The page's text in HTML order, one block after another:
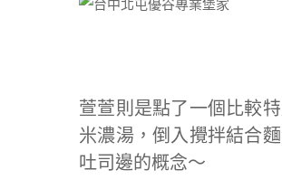
萱萱則是點了一個比較
米濃湯，倒入攪拌結合
吐司邊的概念～